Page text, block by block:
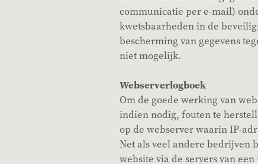
communicatie per e-mail)
kwetsbaarheden in de
bescherming van gegevens
niet mogelijk.
Webserverlogboek
Om de goede werking van
indien nodig, fouten te
op de webserver waarin IP-
Net als veel andere bedrijven
website via de servers van